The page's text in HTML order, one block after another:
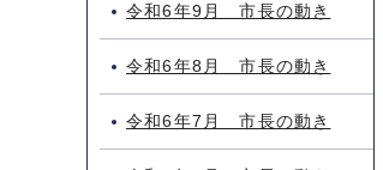
令和6年9月 市長の動き
令和6年8月 市長の動き
令和6年7月 市長の動き